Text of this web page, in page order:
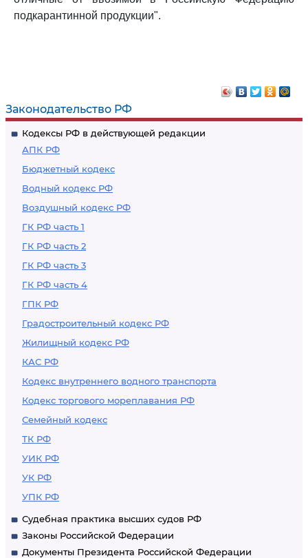
Законодательство РФ
Кодексы РФ в действующей редакции
АПК РФ
Бюджетный кодекс
Водный кодекс РФ
Воздушный кодекс РФ
ГК РФ часть 1
ГК РФ часть 2
ГК РФ часть 3
ГК РФ часть 4
ГПК РФ
Градостроительный кодекс РФ
Жилищный кодекс РФ
КАС РФ
Кодекс внутреннего водного транспорта
Кодекс торгового мореплавания РФ
Семейный кодекс
ТК РФ
УИК РФ
УК РФ
УПК РФ
Судебная практика высших судов РФ
Законы Российской Федерации
Документы Президента Российской Федерации
подкарантинной продукции".